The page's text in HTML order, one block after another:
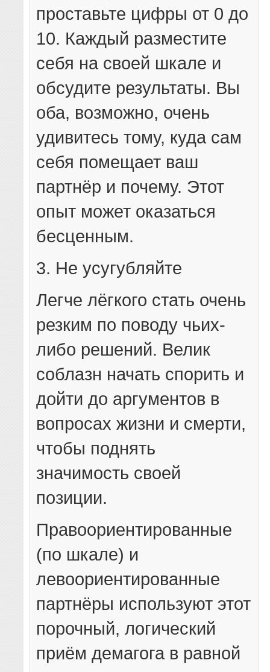
проставьте цифры от 0 до
10. Каждый разместите
себя на своей шкале и
обсудите результаты. Вы
оба, возможно, очень
удивитесь тому, куда сам
себя помещает ваш
партнёр и почему. Этот
опыт может оказаться
бесценным.
3. Не усугубляйте
Легче лёгкого стать очень
резким по поводу чьих-
либо решений. Велик
соблазн начать спорить и
дойти до аргументов в
вопросах жизни и смерти,
чтобы поднять
значимость своей
позиции.
Правоориентированные
(по шкале) и
левоориентированные
партнёры используют этот
порочный, логический
приём демагога в равной